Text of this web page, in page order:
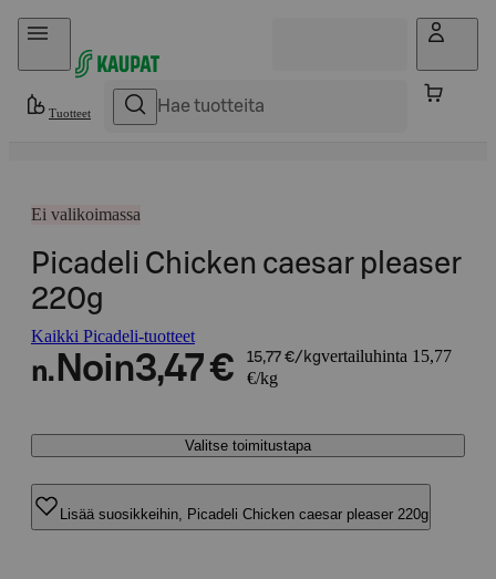
Hyppää sisältöön
Tuotteet
Ei valikoimassa
Picadeli Chicken caesar pleaser
220g
Kaikki Picadeli-tuotteet
n. Noin3,47 € 15,77 €/kgvertailuhinta 15,77
€/kg
Valitse toimitustapa
Lisää suosikkeihin, Picadeli Chicken caesar pleaser 220g